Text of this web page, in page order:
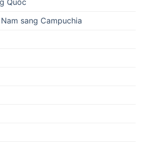
Quốc
sang Campuchia